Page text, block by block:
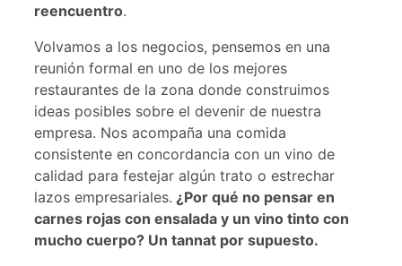
reencuentro.
Volvamos a los negocios, pensemos en una
reunión formal en uno de los mejores
restaurantes de la zona donde construimos
ideas posibles sobre el devenir de nuestra
empresa. Nos acompaña una comida
consistente en concordancia con un vino de
calidad para festejar algún trato o estrechar
lazos empresariales. ¿Por qué no pensar en
carnes rojas con ensalada y un vino tinto con
mucho cuerpo? Un tannat por supuesto.